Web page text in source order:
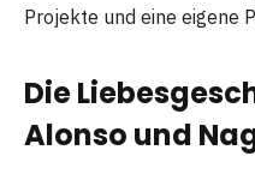
Projekte und eine eigene
Die
Alonso und